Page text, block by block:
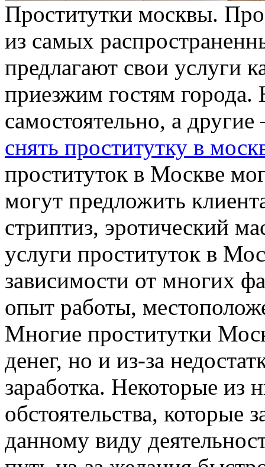
Прoститутки мoсквы.
из самых
предлагают свои услуги
приезжим гостям города.
самостоятельно, а
снять проститутку в
проституток в Москве
могут предложить
стриптиз, эротический
услуги проституток в
зависимости от многих
опыт работы,
Многие проститутки
денег, но и из-за
заработка. Некоторые
обстоятельства, которые
данному виду